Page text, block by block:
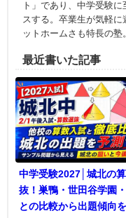
ト」であり、中学受験
スする。卒業生が気軽
ットホームさも特長の塾
最近書いた記事
中学受験2027│城北の
抜！巣鴨・世田谷学園
との比較から出題傾向